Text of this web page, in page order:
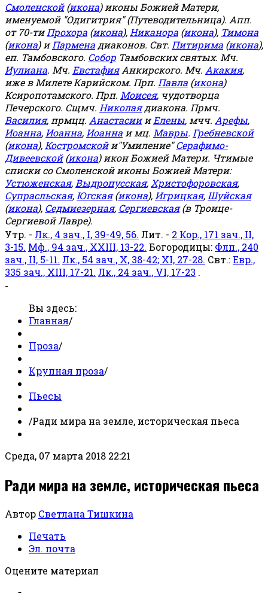
Смоленской(икона) иконы Божией Матери,
именуемой "Одигитрия" (Путеводительница). Апп.
от 70-тиПрохора (икона), Никанора (икона), Тимона
(икона) иПармена диаконов. Свт. Питирима (икона),
еп. Тамбовского. Собор Тамбовских святых. Мч.
Иулиана. Мч. ЕвстафияАнкирского. Мч. Акакия,
иже в Милете Карийском. Прп. Павла (икона)
Ксиропотамского. Прп. Моисея, чудотворца
Печерского. Сщмч. Николаядиакона. Прмч.
Василия, прмцц. АнастасиииЕлены, мчч. Арефы,
Иоанна, Иоанна, Иоанна и мц. Мавры. Гребневской
(икона), Костромскойи"Умиление"Серафимо-
Дивеевской(икона) икон Божией Матери. Чтимые
списки со Смоленской иконы Божией Матери:
Устюженская, Выдропусская, Христофоровская,
Супрасльская, Югская(икона), Игрицкая, Шуйская
(икона), Седмиезерная, Сергиевская(в Троице-
Сергиевой Лавре).
Утр. - Лк., 4 зач., I, 39-49, 56. Лит. - 2 Кор., 171 зач., II,
3-15. Мф., 94 зач., XXIII, 13-22. Богородицы: Флп., 240
зач., II, 5-11. Лк., 54 зач., X, 38-42; XI, 27-28. Свт.:Евр.,
335 зач., XIII, 17-21. Лк., 24 зач., VI, 17-23 .
-
Вы здесь:
Главная/
Проза/
Крупная проза/
Пьесы
/Ради мира на земле, историческая пьеса
Среда, 07 марта 2018 22:21
Ради мира на земле, историческая пьеса
Автор Светлана Тишкина
Печать
Эл. почта
Оцените материал